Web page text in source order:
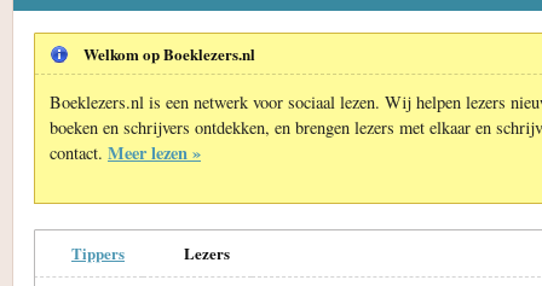
Welkom op Boeklezers.nl
Boeklezers.nl is een netwerk voor sociaal lezen. Wij helpen lezers
boeken en schrijvers ontdekken, en brengen lezers met elkaar en
contact. Meer lezen »
Tippers Lezers